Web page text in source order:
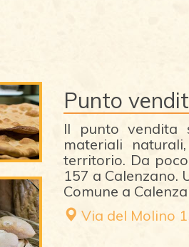
Punto
Il punto vendita
materiali
territorio. Da
157 a Calenzano.
Comune a
Via del Molino